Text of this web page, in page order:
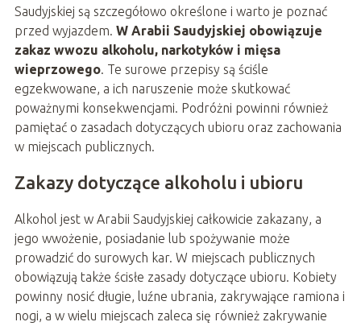
Saudyjskiej są szczegółowo określone i warto je poznać
przed wyjazdem. W Arabii Saudyjskiej obowiązuje
zakaz wwozu alkoholu, narkotyków i mięsa
wieprzowego. Te surowe przepisy są ściśle
egzekwowane, a ich naruszenie może skutkować
poważnymi konsekwencjami. Podróżni powinni również
pamiętać o zasadach dotyczących ubioru oraz zachowania
w miejscach publicznych.
Zakazy dotyczące alkoholu i ubioru
Alkohol jest w Arabii Saudyjskiej całkowicie zakazany, a
jego wwożenie, posiadanie lub spożywanie może
prowadzić do surowych kar. W miejscach publicznych
obowiązują także ścisłe zasady dotyczące ubioru. Kobiety
powinny nosić długie, luźne ubrania, zakrywające ramiona i
nogi, a w wielu miejscach zaleca się również zakrywanie